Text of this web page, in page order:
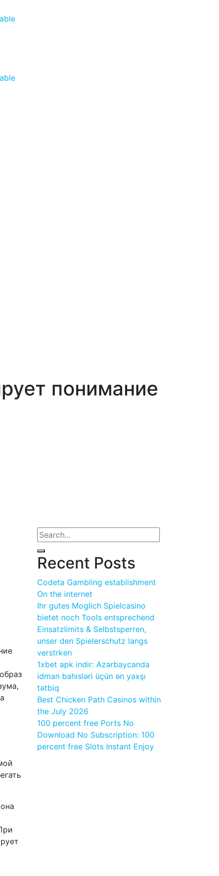
понимание
Recent Posts
Codeta Gambling establishment
On the internet
Ihr gutes Moglich Spielcasino
bietet noch Tools entsprechend
Einsatzlimits & Selbstsperren,
unser den Spielerschutz langs
verstrken
1xbet apk indir: Azərbaycanda
idman bahisləri üçün ən yaxşı
tətbiq
Best Chicken Path Casinos within
the July 2026
100 percent free Ports No
Download No Subscription: 100
percent free Slots Instant Enjoy